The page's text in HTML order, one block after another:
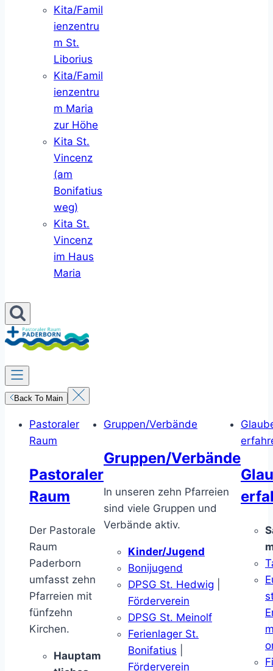
Kita/Famil
ienzentru
m St.
Liborius
Kita/Famil
ienzentru
m Maria
zur Höhe
Kita St.
Vincenz
(am
Bonifatius
weg)
Kita St.
Vincenz
im Haus
Maria
Back To Main
Pastoraler
Raum
Pastoraler
Raum
Der Pastorale
Raum
Paderborn
umfasst zehn
Pfarreien mit
fünfzehn
Kirchen.
Hauptam
Gruppen/Verbände
Gruppen/Verbände
In unseren zehn Pfarreien
sind viele Gruppen und
Verbände aktiv.
Kinder/Jugend
Bonijugend
DPSG St. Hedwig
Förderverein
DPSG St. Meinolf
Ferienlager St.
Bonifatius
Förderverein